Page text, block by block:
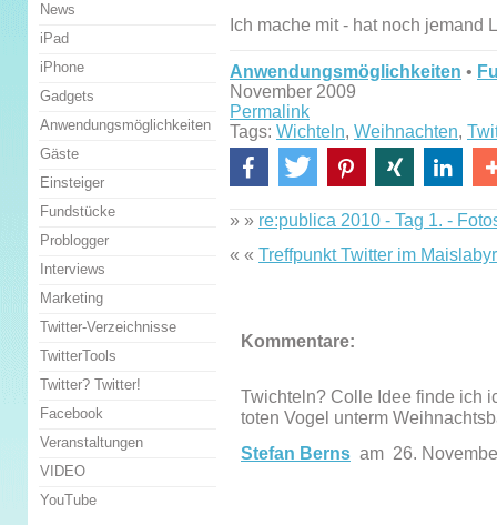
Ich mache mit - hat noch jemand
Anwendungsmöglichkeiten •
November 2009
Permalink
Tags: Wichteln, Weihnachten,
» » re:publica 2010 - Tag 1. -
« « Treffpunkt Twitter im
Kommentare:
Twichteln? Colle Idee finde ich
toten Vogel unterm
Stefan Berns am 26.
News
iPad
iPhone
Gadgets
Anwendungsmöglichkeiten
Gäste
Einsteiger
Fundstücke
Problogger
Interviews
Marketing
Twitter-Verzeichnisse
TwitterTools
Twitter? Twitter!
Facebook
Veranstaltungen
VIDEO
YouTube